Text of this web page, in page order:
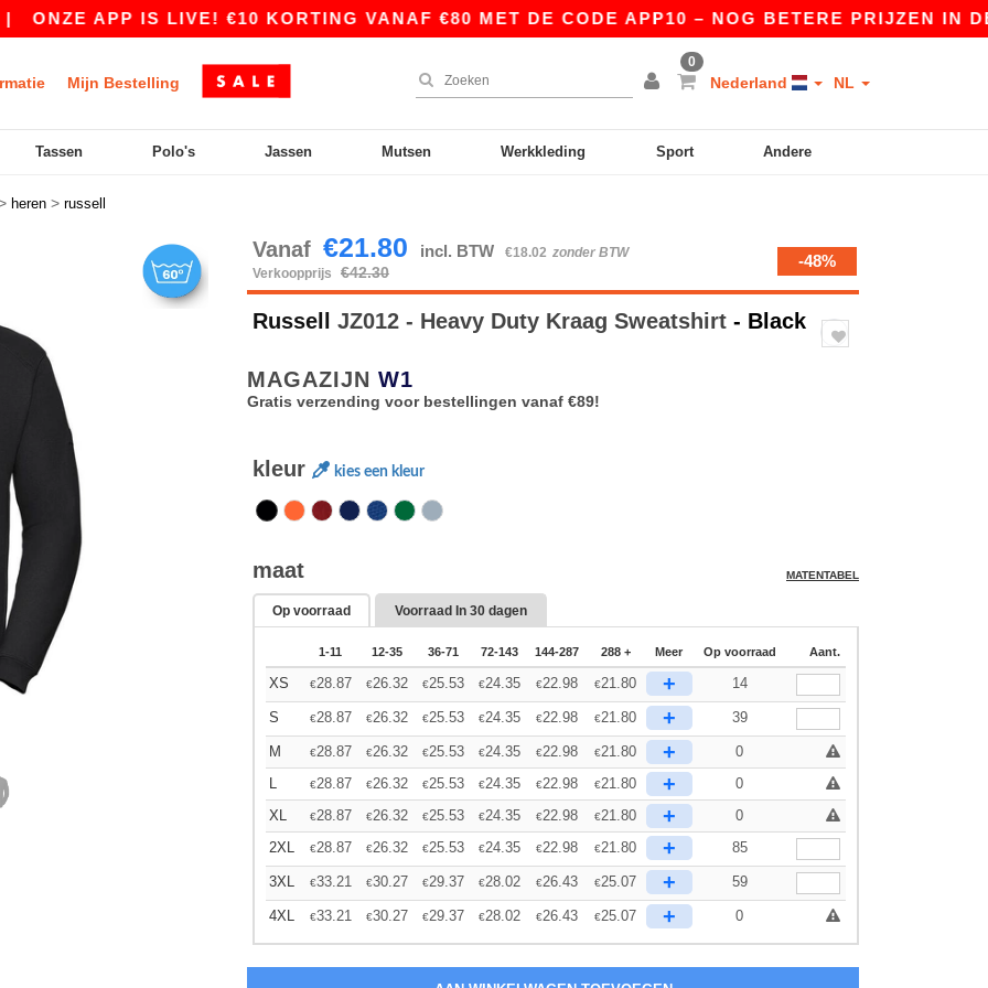
APP IS LIVE! €10 KORTING VANAF €80 MET DE CODE APP10 – NOG BETERE PRIJZEN IN DE APP!
Mijn Bestelling
0
Nederland NL
Tassen Polo's Jassen Mutsen Werkkleding Sport Andere
heren > russell
Vanaf €21.80 incl. BTW €18.02 zonder BTW
Verkoopprijs
€42.30
-48%
Russell JZ012 - Heavy Duty Kraag Sweatshirt - Black
MAGAZIJN W1
Gratis verzending voor bestellingen vanaf €89!
kleur kies een kleur
maat MATENTABEL
Op voorraad Voorraad In 30 dagen
1-11 12-35 36-71 72-143 144-287 288 + Meer Op voorraad Aant.
XS €28.87 €26.32 €25.53 €24.35 €22.98 €21.80 + 14
S €28.87 €26.32 €25.53 €24.35 €22.98 €21.80 + 39
M €28.87 €26.32 €25.53 €24.35 €22.98 €21.80 +
0
L
€28.87 €26.32 €25.53 €24.35 €22.98 €21.80 +
0
XL
€28.87 €26.32 €25.53 €24.35 €22.98 €21.80 +
0
2XL
€28.87 €26.32 €25.53 €24.35 €22.98 €21.80 + 85
3XL €33.21 €30.27 €29.37 €28.02 €26.43 €25.07 + 59
4XL €33.21 €30.27 €29.37 €28.02 €26.43 €25.07 + 0